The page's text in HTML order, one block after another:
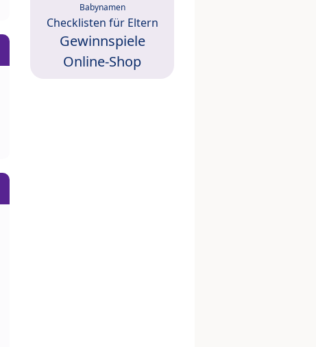
Babynamen
Checklisten für Eltern
Gewinnspiele
Online-Shop